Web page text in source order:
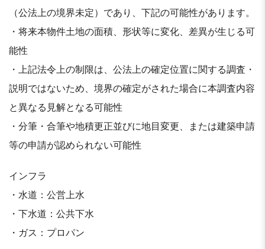
（公法上の境界未定）であり、下記の可能性があります。
・将来本物件⼟地の⾯積、形状等に変化、差異が⽣じる可
能性
・上記法令上の制限は、公法上の確定位置に関する調査・
説明ではないため、境界の確定がされた場合に本調査内容
と異なる⾒解となる可能性
・分筆・合筆や地積更正並びに地⽬変更、または建築申請
等の申請が認められない可能性
インフラ
・水道：公営上水
・下水道：公共下水
・ガス：プロパン